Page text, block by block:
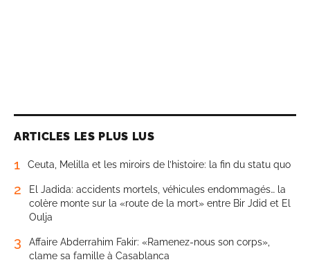
ARTICLES LES PLUS LUS
1 Ceuta, Melilla et les miroirs de l’histoire: la fin du statu quo
2
El Jadida: accidents mortels, véhicules endommagés… la
colère monte sur la «route de la mort» entre Bir Jdid et El
Oulja
3
Affaire Abderrahim Fakir: «Ramenez-nous son corps»,
clame sa famille à Casablanca